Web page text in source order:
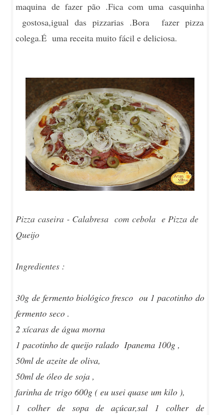
maquina de fazer pão .Fica com uma casquinha
gostosa,igual das pizzarias .Bora fazer pizza
colega.É uma receita muito fácil e deliciosa.
Pizza caseira - Calabresa com cebola e Pizza de
Queijo
Ingredientes :
30g de fermento biológico fresco ou 1 pacotinho do
fermento seco .
2 xícaras de água morna
1 pacotinho de queijo ralado Ipanema 100g ,
50ml de azeite de oliva,
50ml de óleo de soja ,
farinha de trigo 600g ( eu usei quase um kilo ),
1 colher de sopa de açúcar,sal 1 colher de